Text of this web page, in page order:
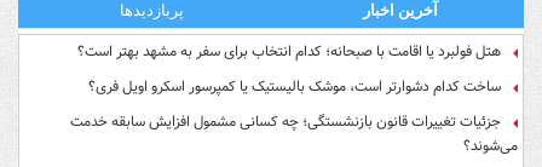
آخرین اخبار پربازدیدها
هتل فولبرد یا اقامت با صبحانه؛ کدام انتخاب برای سفر به مشهد بهتر است؟
ساخت کدام دشوارتر است، موشک بالیستیک یا کمپرسور اسکرو اویل فری؟
جزئیات تغییرات قانون بازنشستگی؛ چه کسانی مشمول افزایش سابقه خدمت
می‌شوند؟